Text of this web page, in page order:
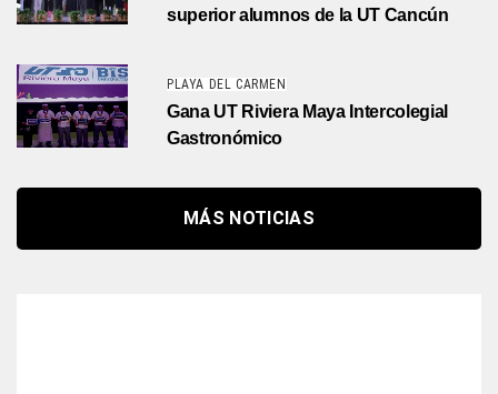
superior alumnos de la UT Cancún
PLAYA DEL CARMEN
Gana UT Riviera Maya Intercolegial
Gastronómico
MÁS NOTICIAS